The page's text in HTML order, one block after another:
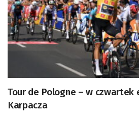
Tour de Pologne – w czwartek
Karpacza